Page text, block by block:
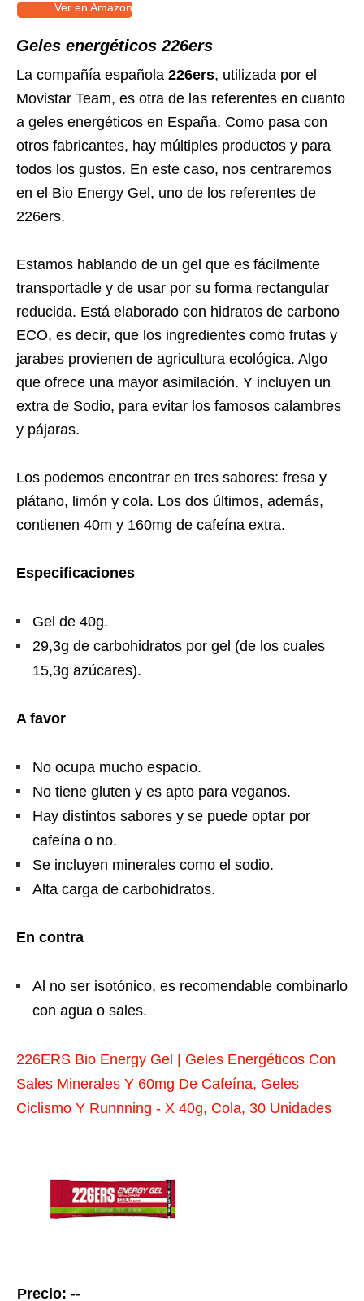
Ver en Amazon
Geles energéticos 226ers
La compañía española 226ers, utilizada por el
Movistar Team, es otra de las referentes en cuanto
a geles energéticos en España. Como pasa con
otros fabricantes, hay múltiples productos y para
todos los gustos. En este caso, nos centraremos
en el Bio Energy Gel, uno de los referentes de
226ers.
Estamos hablando de un gel que es fácilmente
transportadle y de usar por su forma rectangular
reducida. Está elaborado con hidratos de carbono
ECO, es decir, que los ingredientes como frutas y
jarabes provienen de agricultura ecológica. Algo
que ofrece una mayor asimilación. Y incluyen un
extra de Sodio, para evitar los famosos calambres
y pájaras.
Los podemos encontrar en tres sabores: fresa y
plátano, limón y cola. Los dos últimos, además,
contienen 40m y 160mg de cafeína extra.
Especificaciones
Gel de 40g.
29,3g de carbohidratos por gel (de los cuales
15,3g azúcares).
A favor
No ocupa mucho espacio.
No tiene gluten y es apto para veganos.
Hay distintos sabores y se puede optar por
cafeína o no.
Se incluyen minerales como el sodio.
Alta carga de carbohidratos.
En contra
Al no ser isotónico, es recomendable combinarlo
con agua o sales.
226ERS Bio Energy Gel | Geles Energéticos Con
Sales Minerales Y 60mg De Cafeína, Geles
Ciclismo Y Runnning - X 40g, Cola, 30 Unidades
Precio: --